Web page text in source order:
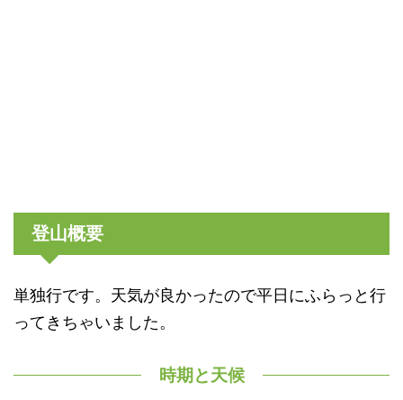
登山概要
単独行です。天気が良かったので平日にふらっと行
ってきちゃいました。
時期と天候